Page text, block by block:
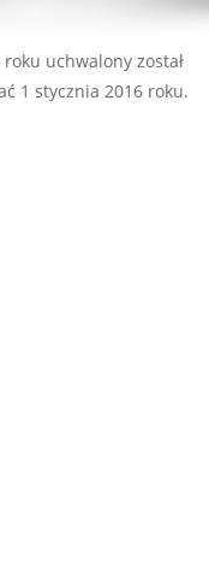
uchwalony został
1 stycznia 2016 roku.